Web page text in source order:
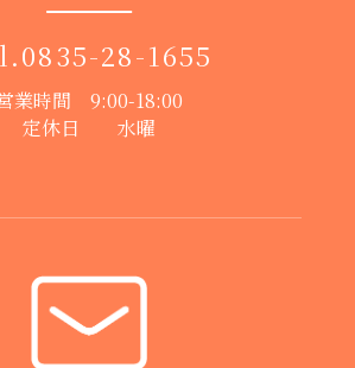
0835-28-1655
業時間 9:00-18:00
定休日 水曜